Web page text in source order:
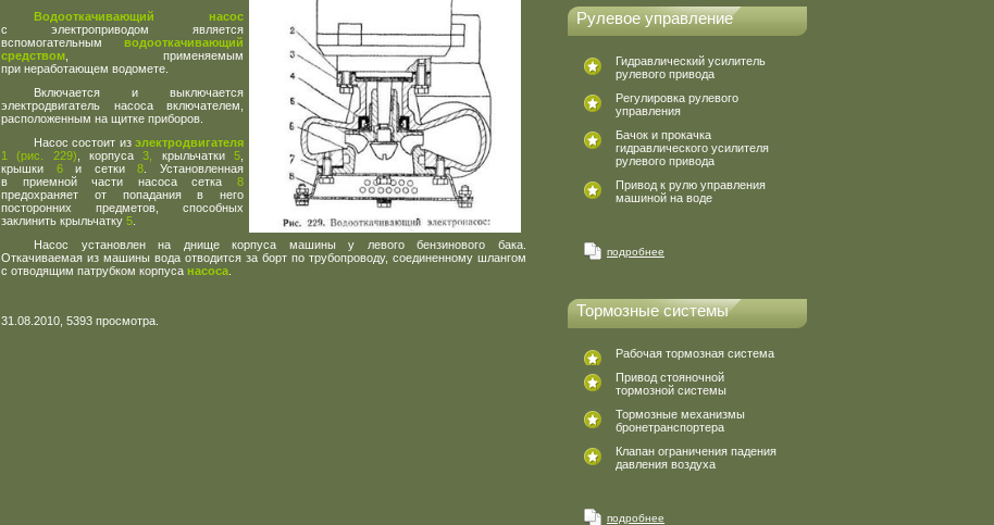
Водооткачивающий насос
с электроприводом является
вспомогательным водооткачивающий
средством , применяемым
при неработающем водомете.
Включается и выключается
электродвигатель насоса включателем,
расположенным на щитке приборов.
Насос состоит из электродвигателя
1
(рис. 229) , корпуса3, крыльчатки5
крышки 6и сетки8 . Установленная
в приемной части насоса сетка 8
предохраняет от попадания в него
посторонних предметов, способных
заклинить крыльчатку 5
Насос установлен на днище корпуса машины у левого бензинового бака.
Откачиваемая из машины вода отводится за борт по трубопроводу, соединенному шлангом
с отводящим патрубком корпуса насоса
31.08.2010, 5393 просмотра.
Рулевое управление
Гидравлический усилитель
рулевого привода
Регулировка рулевого
управления
Бачок и прокачка
гидравлического усилителя
рулевого привода
Привод к рулю управления
машиной на воде
подробнее
Тормозные системы
Рабочая тормозная система
Привод стояночной
тормозной системы
Тормозные механизмы
бронетранспортера
Клапан ограничения падения
давления воздуха
подробнее